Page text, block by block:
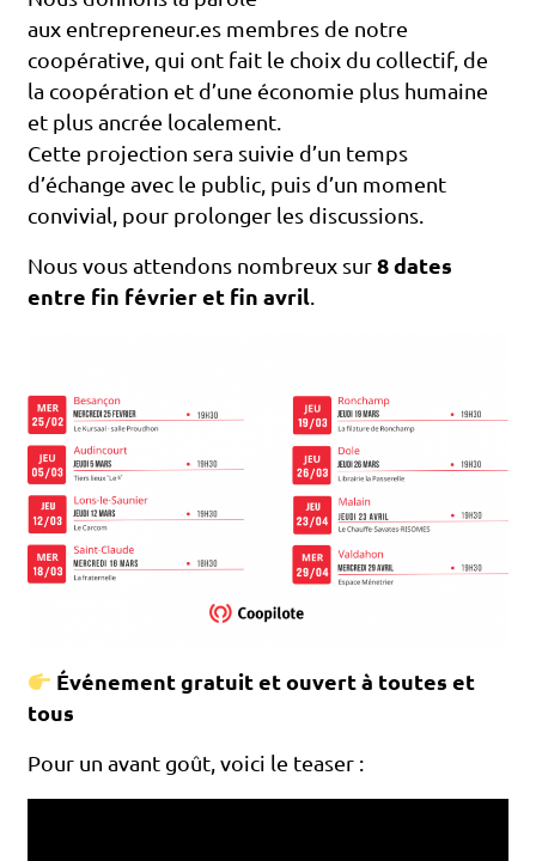
aux entrepreneur.es membres de notre
coopérative, qui ont fait le choix du collectif, de
la coopération et d’une économie plus humaine
et plus ancrée localement.
Cette projection sera suivie d’un temps
d’échange avec le public, puis d’un moment
convivial, pour prolonger les discussions.
Nous vous attendons nombreux sur 8 dates
entre fin février et fin avril.
Événement gratuit et ouvert à toutes et
tous
Pour un avant goût, voici le teaser :